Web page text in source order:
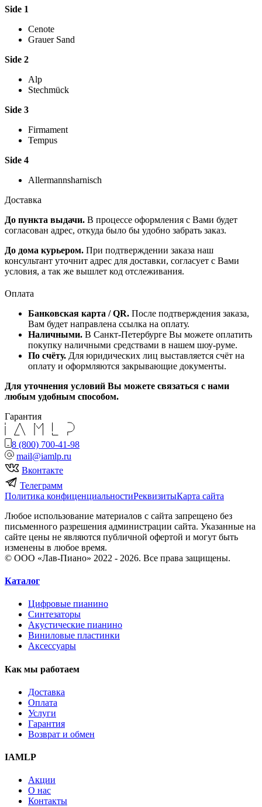
Side 1
Cenote
Grauer Sand
Side 2
Alp
Stechmück
Side 3
Firmament
Tempus
Side 4
Allermannsharnisch
Доставка
До пункта выдачи. В процессе оформления с Вами будет
согласован адрес, откуда было бы удобно забрать заказ.
До дома курьером. При подтверждении заказа наш
консультант уточнит адрес для доставки, согласует с Вами
условия, а так же вышлет код отслеживания.
Оплата
Банковская карта / QR. После подтверждения заказа,
Вам будет направлена ссылка на оплату.
Наличными. В Санкт-Петербурге Вы можете оплатить
покупку наличными средствами в нашем шоу-руме.
По счёту. Для юридических лиц выставляется счёт на
оплату и оформляются закрывающие документы.
Для уточнения условий Вы можете связаться с нами
любым удобным способом.
Гарантия
8 (800) 700-41-98
mail@iamlp.ru
Вконтакте
Телеграмм
Политика конфиценциальностиРеквизитыКарта сайта
Любое использование материалов с сайта запрещено без
письменного разрешения администрации сайта. Указанные на
сайте цены не являются публичной офертой и могут быть
изменены в любое время.
© ООО «Лав-Пиано» 2022 - 2026. Все права защищены.
Каталог
Цифровые пианино
Синтезаторы
Акустические пианино
Виниловые пластинки
Аксессуары
Как мы работаем
Доставка
Оплата
Услуги
Гарантия
Возврат и обмен
IAMLP
Акции
О нас
Контакты